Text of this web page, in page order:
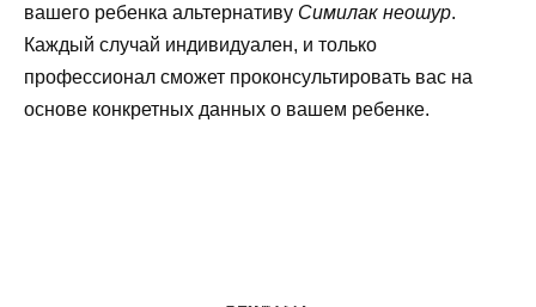
вашего ребенка альтернативу Симилак неошур.
Каждый случай индивидуален, и только
профессионал сможет проконсультировать вас на
основе конкретных данных о вашем ребенке.